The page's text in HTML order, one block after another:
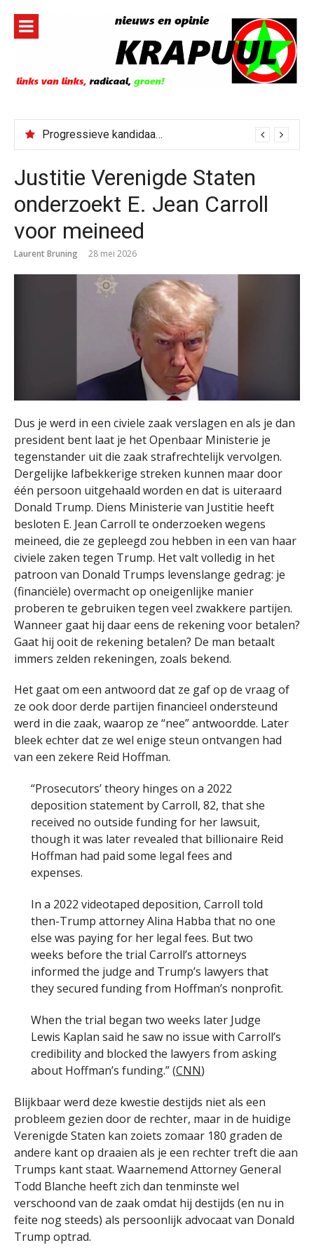
inhoud
Progressieve kandidaat El-Sayed senaatskandidaat Michigan
Justitie Verenigde Staten
onderzoekt E. Jean Carroll
voor meineed
Laurent Bruning 28 mei 2026
Dus je werd in een civiele zaak verslagen en als je dan
president bent laat je het Openbaar Ministerie je
tegenstander uit die zaak strafrechtelijk vervolgen.
Dergelijke lafbekkerige streken kunnen maar door
één persoon uitgehaald worden en dat is uiteraard
Donald Trump. Diens Ministerie van Justitie heeft
besloten E. Jean Carroll te onderzoeken wegens
meineed, die ze gepleegd zou hebben in een van haar
civiele zaken tegen Trump. Het valt volledig in het
patroon van Donald Trumps levenslange gedrag: je
(financiële) overmacht op oneigenlijke manier
proberen te gebruiken tegen veel zwakkere partijen.
Wanneer gaat hij daar eens de rekening voor betalen?
Gaat hij ooit de rekening betalen? De man betaalt
immers zelden rekeningen, zoals bekend.
Het gaat om een antwoord dat ze gaf op de vraag of
ze ook door derde partijen financieel ondersteund
werd in die zaak, waarop ze “nee” antwoordde. Later
bleek echter dat ze wel enige steun ontvangen had
van een zekere Reid Hoffman.
“Prosecutors’ theory hinges on a 2022
deposition statement by Carroll, 82, that she
received no outside funding for her lawsuit,
though it was later revealed that billionaire Reid
Hoffman had paid some legal fees and
expenses.
In a 2022 videotaped deposition, Carroll told
then-Trump attorney Alina Habba that no one
else was paying for her legal fees. But two
weeks before the trial Carroll’s attorneys
informed the judge and Trump’s lawyers that
they secured funding from Hoffman’s nonprofit.
When the trial began two weeks later Judge
Lewis Kaplan said he saw no issue with Carroll’s
credibility and blocked the lawyers from asking
about Hoffman’s funding.” (CNN)
Blijkbaar werd deze kwestie destijds niet als een
probleem gezien door de rechter, maar in de huidige
Verenigde Staten kan zoiets zomaar 180 graden de
andere kant op draaien als je een rechter treft die aan
Trumps kant staat. Waarnemend Attorney General
Todd Blanche heeft zich dan tenminste wel
verschoond van de zaak omdat hij destijds (en nu in
feite nog steeds) als persoonlijk advocaat van Donald
Trump optrad.